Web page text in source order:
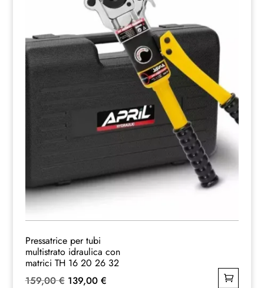
Pressatrice per tubi
multistrato idraulica con
matrici TH 16 20 26 32
159,00€ Il
139,00 €Il